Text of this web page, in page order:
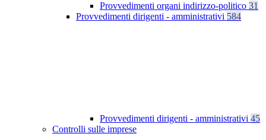
Provvedimenti organi indirizzo-politico 31
Provvedimenti dirigenti - amministrativi 584
Provvedimenti dirigenti - amministrativi 45
Controlli sulle imprese